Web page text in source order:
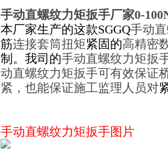
手动直螺纹力矩扳手厂家0-
本厂家生产的这款SGGQ手动
筋连接套筒扭矩紧固的高精密
制。我司的手动直螺纹力矩扳
动直螺纹力矩扳手可有效保证
紧，也能保证施工监理人员对
手动直螺纹力矩扳手图片